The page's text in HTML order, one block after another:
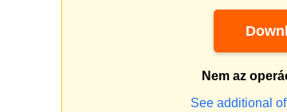
Nem az
See additional